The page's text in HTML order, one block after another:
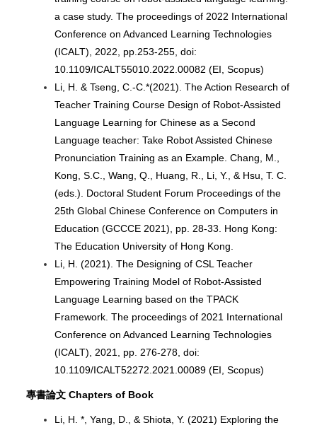
a case study. The proceedings of 2022 International
Conference on Advanced Learning Technologies
(ICALT), 2022, pp.253-255, doi:
10.1109/ICALT55010.2022.00082 (EI, Scopus)
Li, H. & Tseng, C.-C.*(2021). The Action Research of
Teacher Training Course Design of Robot-Assisted
Language Learning for Chinese as a Second
Language teacher: Take Robot Assisted Chinese
Pronunciation Training as an Example. Chang, M.,
Kong, S.C., Wang, Q., Huang, R., Li, Y., & Hsu, T. C.
(eds.). Doctoral Student Forum Proceedings of the
25th Global Chinese Conference on Computers in
Education (GCCCE 2021), pp. 28-33. Hong Kong:
The Education University of Hong Kong.
Li, H. (2021). The Designing of CSL Teacher
Empowering Training Model of Robot-Assisted
Language Learning based on the TPACK
Framework. The proceedings of 2021 International
Conference on Advanced Learning Technologies
(ICALT), 2021, pp. 276-278, doi:
10.1109/ICALT52272.2021.00089 (EI, Scopus)
專書論文 Chapters of Book
Li, H. *, Yang, D., & Shiota, Y. (2021) Exploring the